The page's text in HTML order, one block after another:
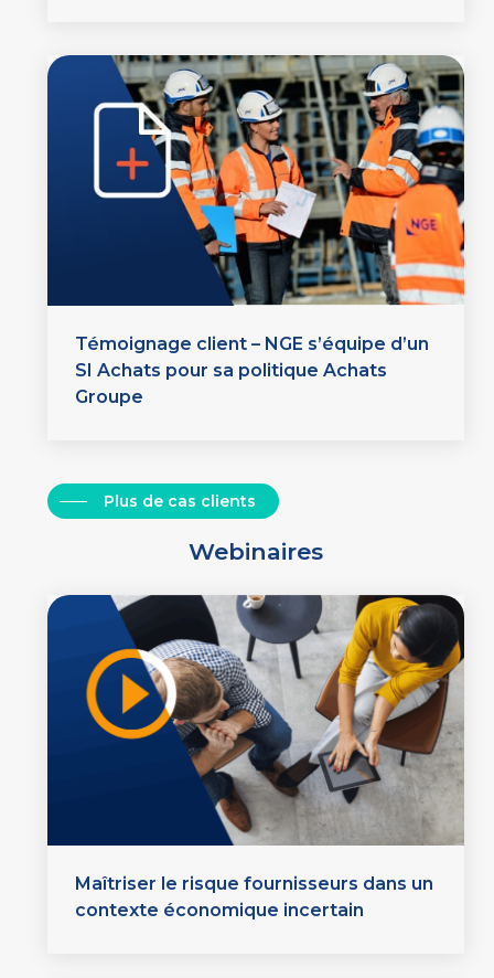
Témoignage client – NGE s’équipe d’un
SI Achats pour sa politique Achats
Groupe
Plus de cas clients
Webinaires
Maîtriser le risque fournisseurs dans un
contexte économique incertain